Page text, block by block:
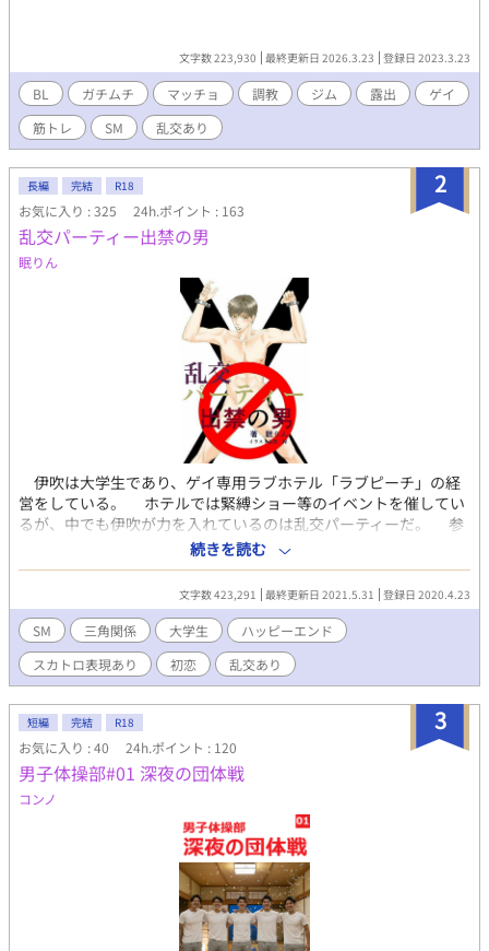
文字数 223,930 最終更新日 2026.3.23 登録日 2023.3.23
BL ガチムチ マッチョ 調教 ジム 露出
ゲイ
筋トレ
SM 乱交あり
2
長編 完結 R18
お気に入り : 325 24h.ポイント : 163
乱交パーティー出禁の男
眠りん
伊吹は大学生であり、ゲイ専用ラブホテル「ラブピーチ」の経
営をしている。 ホテルでは緊縛ショー等のイベントを催してい
るが、中でも伊吹が力を入れているのは乱交パーティーだ。 参
加する者には絶対遵守のルールがあり、何人たりともそのルール
から反する事は許されない。 一つ目、ゴムを着ける事。 二つ
目、無理矢理しない事。 三つ目、乱パの内容をネットに書き込
み禁止。 四つ目、主催者である伊吹にプライベートで話しかけ
ない事(止むを得ない事情の場合以外) このルールを犯した者は
出禁となり、厳しい罰を受けなければならない。 今まで誰一人
この罰を受ける者はいなかったのだが、運営を始めてから二年、
初めてこのルールを犯す者が現れた。 乱交パーティーに初参加
した翠だ。 伊吹はSMショーで罰を与えた。初心者にとって厳し
いプレイをするも、翠はまたルールを犯す。 二度目のSMショー
では、もう近寄る気も起こさせないつもりで罰を与えたが、翠は
予想以上に痛みに耐えてみせた。 それなら定期的にSMショーを
開催し、収益を得た方が良いだろうと考えた伊吹は、翠をキャス
トにする事に。 伊吹の幼馴染みの瑞希もキャストに巻き込み、
三者とも良好な関係を築いていたつもりだったが──。 伊吹と
瑞希が危険な状況に陥った時、翠が瑞希を先に助けた事から三人
の関係は変わっていく。 健気攻めの翠×ドMリバの伊吹×ドS受
け瑞希。 恋愛初心者達の三角関係ラブストーリー。 ※題名で乱
交パーティーと言いつつ、内容はSMものです。 ※一部、人によっ
て不快に思うシーンがあります。 ※不定期投稿です。 表紙：右
続きを読む
文字数 423,291 最終更新日 2021.5.31 登録日 2020.4.23
SM 三角関係 大学生
ハッピーエンド
スカトロ表現あり
初恋 乱交あり
3
短編 完結 R18
お気に入り : 40 24h.ポイント : 120
男子体操部#01 深夜の団体戦
コンノ